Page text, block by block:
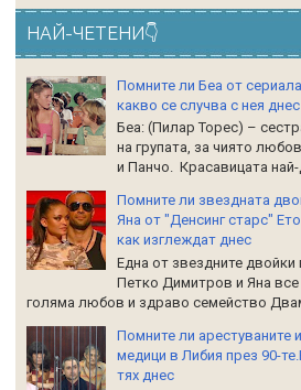
НАЙ-ЧЕТЕНИ👇
Помните ли Беа от
какво се случва с нея днес
Беа: (Пилар Торес) –
на групата, за чиято
и Панчо. Красавицата
Помните ли звездната
Яна от "Денсинг старс"
как изглеждат днес
Една от звездните
Петко Димитров и Яна
голяма любов и здраво семейство
Помните ли арестуваните
медици в Либия през 90-
тях днес